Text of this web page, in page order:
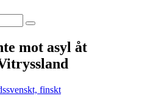
mot asyl åt
finskt